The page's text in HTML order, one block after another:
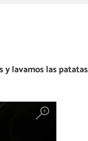
y lavamos las patatas